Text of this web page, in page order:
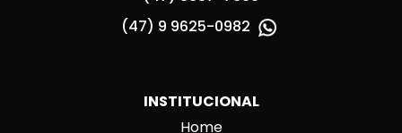
(47) 9 9625-0982
INSTITUCIONAL
Home